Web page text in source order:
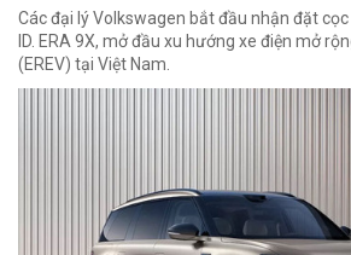
Các đại lý Volkswagen bắt đầu nhận đặt
ID. ERA 9X, mở đầu xu hướng xe điện mở
(EREV) tại Việt Nam.